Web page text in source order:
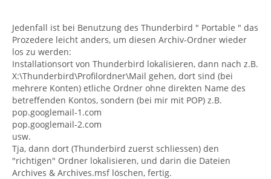
Jedenfall ist bei Benutzung des Thunderbird " Portable " das
Prozedere leicht anders, um diesen Archiv-Ordner wieder
los zu werden:
Installationsort von Thunderbird lokalisieren, dann nach z.B.
X:\Thunderbird\Profilordner\Mail gehen, dort sind (bei
mehrere Konten) etliche Ordner ohne direkten Name des
betreffenden Kontos, sondern (bei mir mit POP) z.B.
pop.googlemail-1.com
pop.googlemail-2.com
usw.
Tja, dann dort (Thunderbird zuerst schliessen) den
"richtigen" Ordner lokalisieren, und darin die Dateien
Archives & Archives.msf löschen, fertig.